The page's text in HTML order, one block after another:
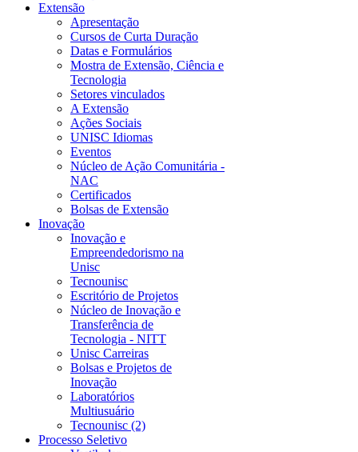
Extensão
Apresentação
Cursos de Curta Duração
Datas e Formulários
Mostra de Extensão, Ciência e
Tecnologia
Setores vinculados
A Extensão
Ações Sociais
UNISC Idiomas
Eventos
Núcleo de Ação Comunitária -
NAC
Certificados
Bolsas de Extensão
Inovação
Inovação e
Empreendedorismo na
Unisc
Tecnounisc
Escritório de Projetos
Núcleo de Inovação e
Transferência de
Tecnologia - NITT
Unisc Carreiras
Bolsas e Projetos de
Inovação
Laboratórios
Multiusuário
Tecnounisc (2)
Processo Seletivo